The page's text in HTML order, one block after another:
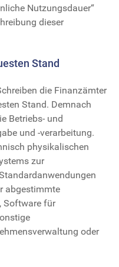
Nutzungsdauer“
dieser
Stand
die Finanzämter
Stand. Demnach
Betriebs- und
und -verarbeitung.
physikalischen
zur
abgestimmte
Software für
oder